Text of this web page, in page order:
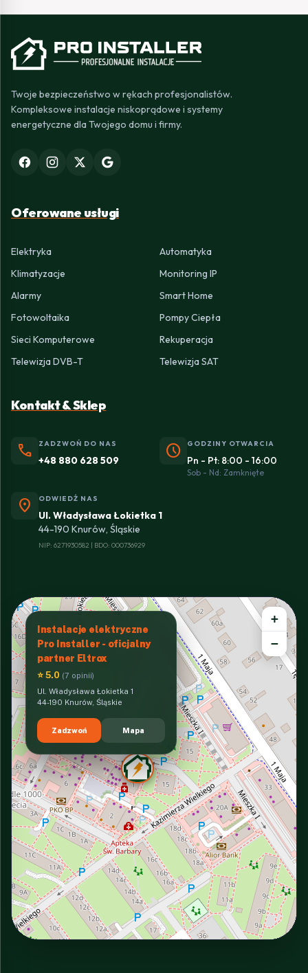
Twoje bezpieczeństwo w rękach profesjonalistów.
Kompleksowe instalacje niskoprądowe i systemy
energetyczne dla Twojego domu i firmy.
Oferowane usługi
Elektryka
Automatyka
Klimatyzacje
Monitoring IP
Alarmy
Smart Home
Fotowoltaika
Pompy Ciepła
Sieci Komputerowe
Rekuperacja
Telewizja DVB-T
Telewizja SAT
Kontakt & Sklep
phone ZADZWOŃ DO NAS
+48 880 628 509 schedule GODZINY OTWARCIA
Pn - Pt: 8:00 - 16:00
Sob - Nd: Zamknięte
location_on ODWIEDŹ NAS
Ul. Władysława Łokietka 1
44-190 Knurów, Śląskie
NIP: 6271930582 | BDO: 000736929
Instalacje elektryczne
Pro Installer - oficjalny
partner Eltrox
⭐ 5.0 (7 opinii)
Ul. Władysława Łokietka 1
44-190 Knurów, Śląskie
Zadzwoń Mapa
+
−
INTERACTIVE VIEW